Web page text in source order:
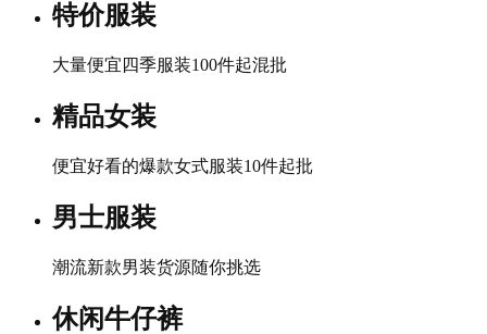
特价服装
大量便宜四季服装100件起混批
精品女装
便宜好看的爆款女式服装10件起批
男士服装
潮流新款男装货源随你挑选
休闲牛仔裤